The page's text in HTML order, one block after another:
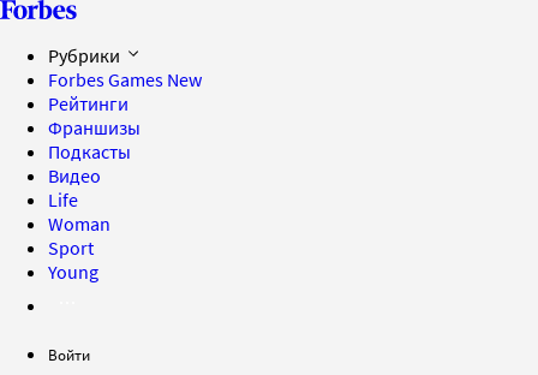
Рубрики
Forbes Games New
Рейтинги
Франшизы
Подкасты
Видео
Life
Woman
Sport
Young
Войти